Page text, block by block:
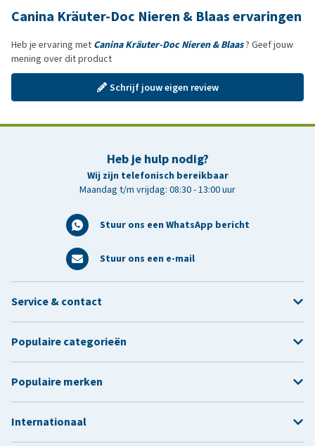
Canina Kräuter-Doc Nieren & Blaas ervaringen
Heb je ervaring met Canina Kräuter-Doc Nieren & Blaas? Geef jouw
mening over dit product
Schrijf jouw eigen review
Heb je hulp nodig?
Wij zijn telefonisch bereikbaar
Maandag t/m vrijdag: 08:30 - 13:00 uur
Stuur ons een WhatsApp bericht
Stuur ons een e-mail
Service & contact
Populaire categorieën
Populaire merken
Internationaal